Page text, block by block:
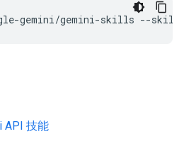
gemini/gemini-skills --skill
API 技能